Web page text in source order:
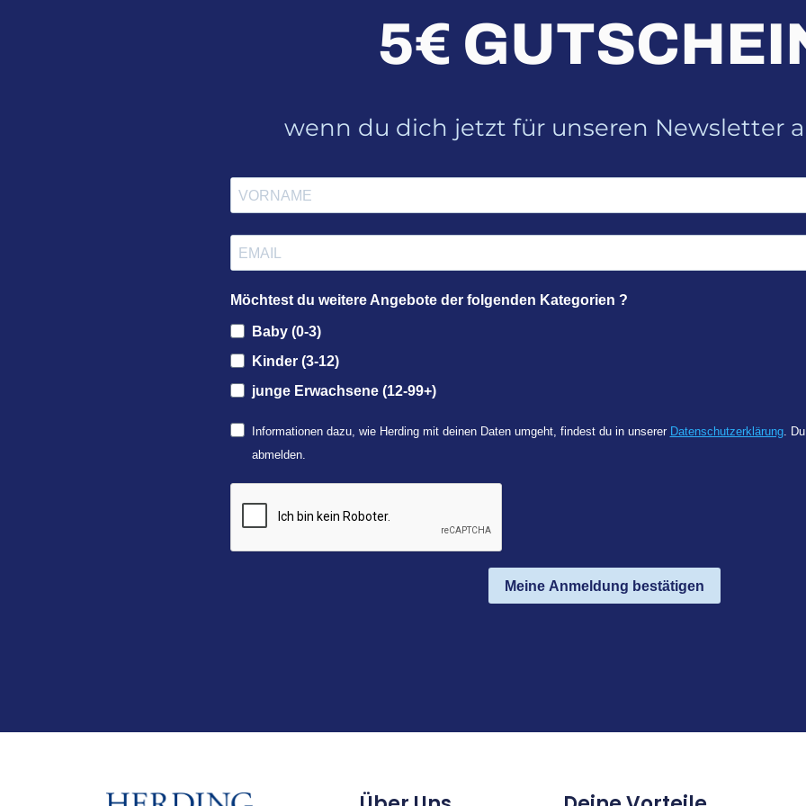
5€
wenn du dich jetzt für unseren Newsletter
Möchtest du weitere Angebote der folgenden Kategorien ?
Baby (0-3)
Kinder (3-12)
junge Erwachsene (12-99+)
Informationen dazu, wie Herding mit deinen Daten umgeht, findest du in unserer Datenschutzerklärung.
abmelden.
Meine Anmeldung bestätigen